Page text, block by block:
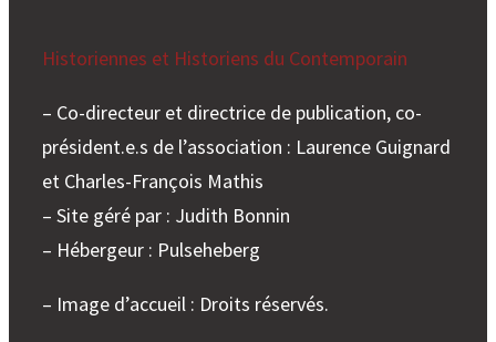
Historiennes et Historiens du Contemporain
– Co-directeur et directrice de publication, co-
président.e.s de l’association : Laurence Guignard
et Charles-François Mathis
– Site géré par : Judith Bonnin
– Hébergeur : Pulseheberg
– Image d’accueil : Droits réservés.